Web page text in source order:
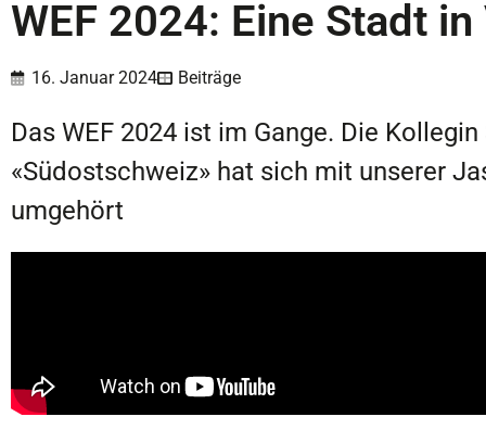
WEF 2024: Eine Stadt
16. Januar 2024 Beiträge
Das WEF 2024 ist im Gange. Die
«Südostschweiz» hat sich mit unserer
umgehört